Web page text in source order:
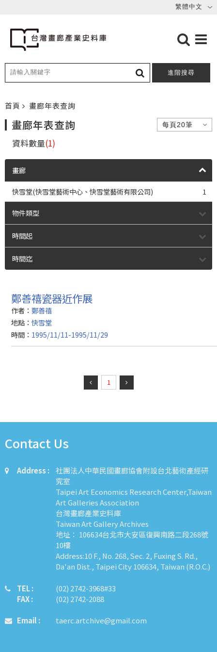
進階搜尋
首頁 畫廊年表查詢
畫廊年表查詢
資料數量(1)
畫廊
快雪堂(快雪堂藝術中心、快雪堂藝術有限公司) 1
物件類型
時間起
時間迄
鄭善禧瓷器近作展
作者： 鄭善禧
地點： 快雪堂
時間： 1995/11/11-1995/11/29
1
Contact Us
Address :
社團法人中華民國畫廊協會附設台北藝術產經研
究室
Taipei Art Economics Research Center,Taiwan
Art Galleries Association
台灣畫廊產業史料庫
Taiwan Art Gallery Archives
地址： 106634台北市大安區復興南路二段268號
10樓
Address:10 F., No. 268, Sec. 2, Fuxing S. Rd.,
Da'an Dist., Taipei City 106634, Taiwan (R.O.C.)
TEL :
FAX :
​​​​(02) 2742-3968#33
(02) 2742-2088
Email : taerc.artchive@gmail.com